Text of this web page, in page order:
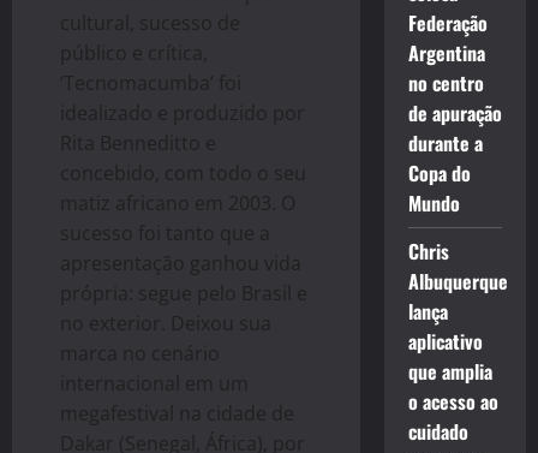
cultural, sucesso de
público e crítica,
‘Tecnomacumba’ foi
idealizado e produzido por
Rita Benneditto e
concebido, com todo o seu
matiz africano em 2003. O
sucesso foi tanto que a
apresentação ganhou vida
própria: segue pelo Brasil e
no exterior. Deixou sua
marca no cenário
internacional em um
megafestival na cidade de
Dakar (Senegal, África), por
Federação
Argentina
no centro
de apuração
durante a
Copa do
Mundo
Chris
Albuquerque
lança
aplicativo
que amplia
o acesso ao
cuidado